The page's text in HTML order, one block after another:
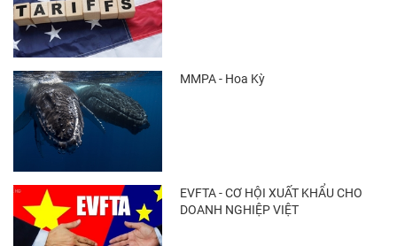
MMPA - Hoa Kỳ
EVFTA - CƠ HỘI XUẤT KHẨU CHO
DOANH NGHIỆP VIỆT